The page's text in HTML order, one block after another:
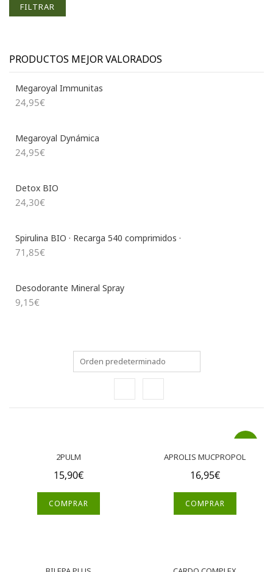
2PULM
15,90€
COMPRAR
APROLIS MUCPROPOL
16,95€
COMPRAR
FILTRAR
PRODUCTOS MEJOR VALORADOS
Megaroyal Immunitas
24,95€
Megaroyal Dynámica
24,95€
Detox BIO
24,30€
Spirulina BIO · Recarga 540 comprimidos ·
71,85€
Desodorante Mineral Spray
9,15€